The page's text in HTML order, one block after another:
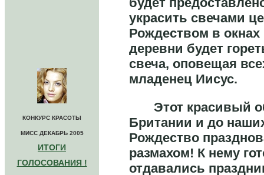
КОНКУРС КРАСОТЫ
МИСС ДЕКАБРЬ 2005
ИТОГИ
ГОЛОСОВАНИЯ !
украсить свечами
Рождеством в
деревни будет
свеча, оповещая
младенец Иисус.
Этот красивый
Британии и до
Рождество
размахом! К нему
отдавались